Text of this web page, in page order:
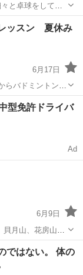
と卓球をしてお
す。 昔、何度か
スポーツ少年団と
年団
ッスン 夏休み
6月17日
で、今も知り合
体の資格を取得
型免許ドライバ
Ad
6月9日
貝月山、花房山、
・スノーシュー
ではない。 体の